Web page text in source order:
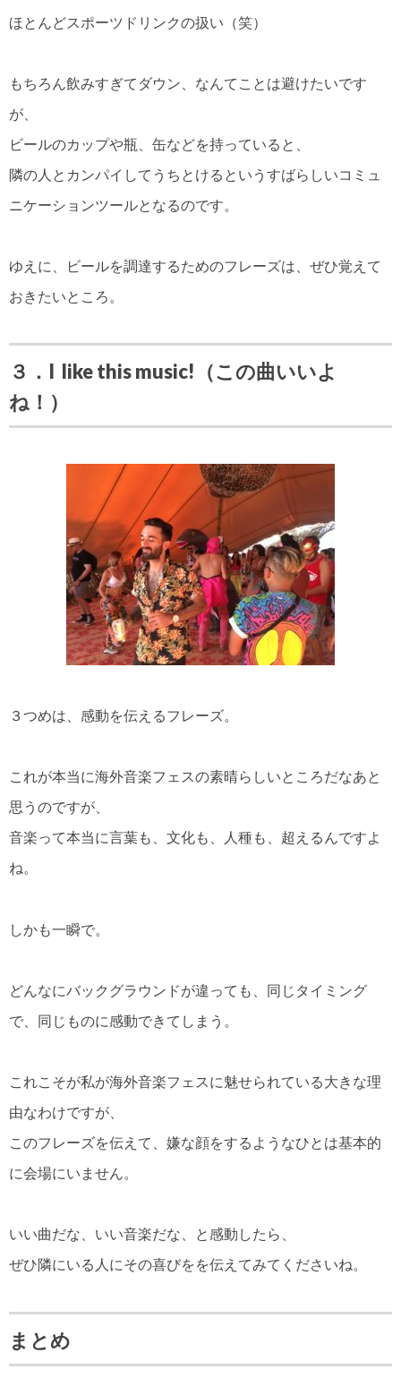
ほとんどスポーツドリンクの扱い（笑）
もちろん飲みすぎてダウン、なんてことは避けたいです
が、
ビールのカップや瓶、缶などを持っていると、
隣の人とカンパイしてうちとけるというすばらしいコミュ
ニケーションツールとなるのです。
ゆえに、ビールを調達するためのフレーズは、ぜひ覚えて
おきたいところ。
３．I like this music!（この曲いいよ
ね！）
３つめは、感動を伝えるフレーズ。
これが本当に海外音楽フェスの素晴らしいところだなあと
思うのですが、
音楽って本当に言葉も、文化も、人種も、超えるんですよ
ね。
しかも一瞬で。
どんなにバックグラウンドが違っても、同じタイミング
で、同じものに感動できてしまう。
これこそが私が海外音楽フェスに魅せられている大きな理
由なわけですが、
このフレーズを伝えて、嫌な顔をするようなひとは基本的
に会場にいません。
いい曲だな、いい音楽だな、と感動したら、
ぜひ隣にいる人にその喜びをを伝えてみてくださいね。
まとめ